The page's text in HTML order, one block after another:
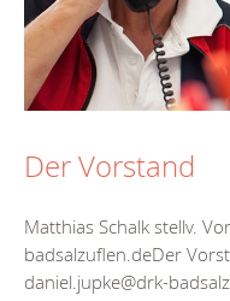
Der Vorstand
Matthias Schalk stellv.
badsalzuflen.deDer
daniel.jupke@drk-